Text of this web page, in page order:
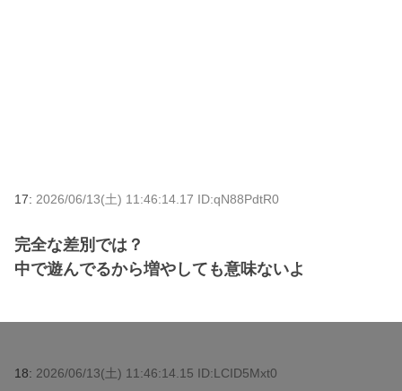
17: 2026/06/13(土) 11:46:14.17 ID:qN88PdtR0
完全な差別では？
中で遊んでるから増やしても意味ないよ
18: 2026/06/13(土) 11:46:14.15 ID:LCID5Mxt0